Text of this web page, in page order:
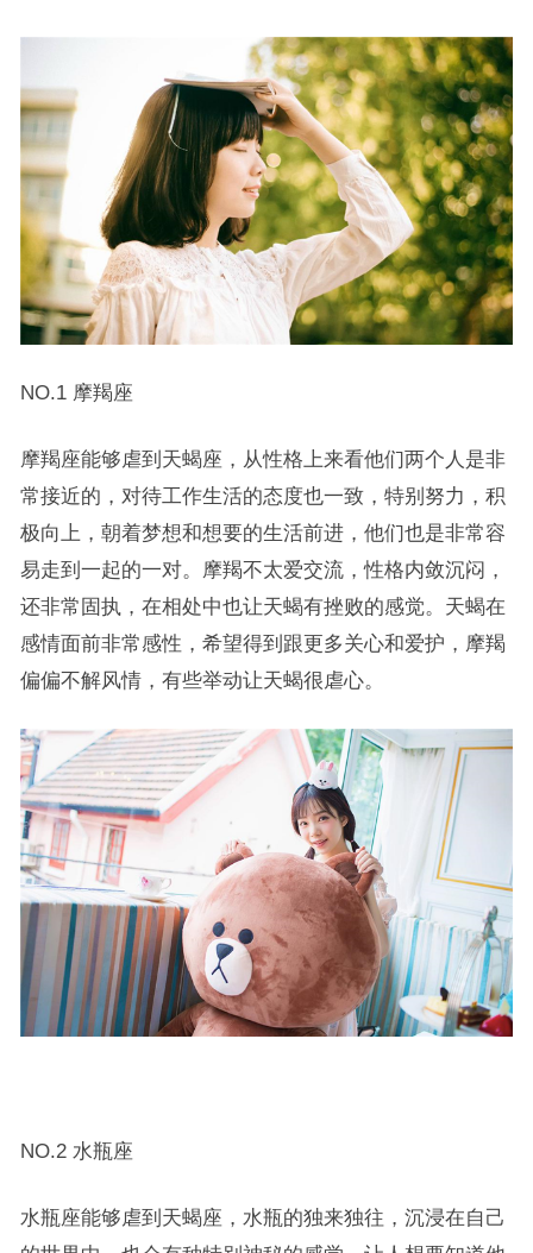
NO.1 摩羯座
摩羯座能够虐到天蝎座，从性格上来看他们两个人是非
常接近的，对待工作生活的态度也一致，特别努力，积
极向上，朝着梦想和想要的生活前进，他们也是非常容
易走到一起的一对。摩羯不太爱交流，性格内敛沉闷，
还非常固执，在相处中也让天蝎有挫败的感觉。天蝎在
感情面前非常感性，希望得到跟更多关心和爱护，摩羯
偏偏不解风情，有些举动让天蝎很虐心。
NO.2 水瓶座
水瓶座能够虐到天蝎座，水瓶的独来独往，沉浸在自己